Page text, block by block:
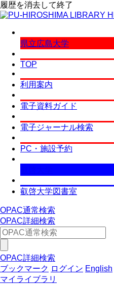
履歴を消去して終了
県立広島大学
TOP
利用案内
電子資料ガイド
電子ジャーナル検索
PC・施設予約
叡啓大学図書室
OPAC通常検索
OPAC詳細検索
OPAC詳細検索
ブックマーク ログイン English
マイライブラリ